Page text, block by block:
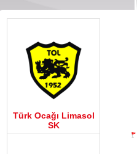
Türk Ocağı Limasol
SK